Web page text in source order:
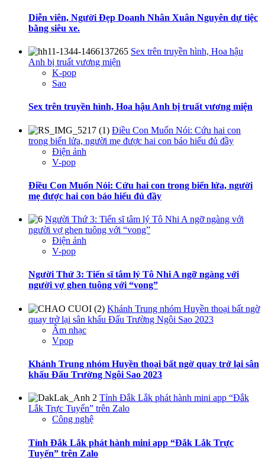
Diễn viên, Người Đẹp Doanh Nhân Xuân Nguyên dự tiệc
bằng siêu xe.
Sex trên truyền hình, Hoa hậu
Anh bị truất vương miện
K-pop
Sao
Sex trên truyền hình, Hoa hậu Anh bị truất vương miện
Điều Con Muốn Nói: Cứu hai con
trong biển lửa, người mẹ được hai con báo hiếu đủ đầy
Điện ảnh
V-pop
Điều Con Muốn Nói: Cứu hai con trong biển lửa, người
mẹ được hai con báo hiếu đủ đầy
Người Thứ 3: Tiến sĩ tâm lý Tô Nhi A ngỡ ngàng với
người vợ ghen tuông với “vong”
Điện ảnh
V-pop
Người Thứ 3: Tiến sĩ tâm lý Tô Nhi A ngỡ ngàng với
người vợ ghen tuông với “vong”
Khánh Trung nhóm Huyền thoại bất ngờ
quay trở lại sân khấu Đấu Trường Ngôi Sao 2023
Âm nhạc
Vpop
Khánh Trung nhóm Huyền thoại bất ngờ quay trở lại sân
khấu Đấu Trường Ngôi Sao 2023
Tỉnh Đắk Lắk phát hành mini app “Đắk
Lắk Trực Tuyến” trên Zalo
Công nghệ
Tỉnh Đắk Lắk phát hành mini app “Đắk Lắk Trực
Tuyến” trên Zalo